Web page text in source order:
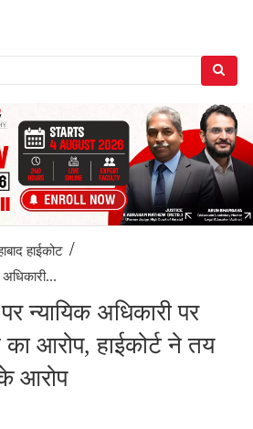
हाईकोट /
न्यायिक अधिकारी पर
का आरोप, हाईकोर्ट ने तय
आरोप